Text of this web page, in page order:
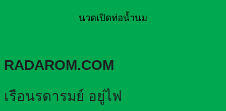
นวดเปิดท่อน้ำนม
RADAROM.COM
เรือนรดารมย์ อยู่ไฟ